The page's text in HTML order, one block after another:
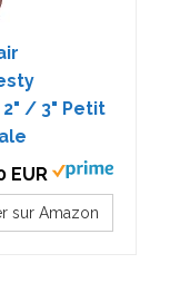
/ 3" Petit
EUR
sur Amazon